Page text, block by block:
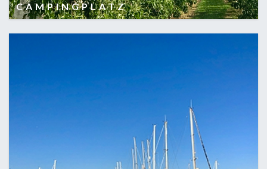
CAMPINGPLATZ